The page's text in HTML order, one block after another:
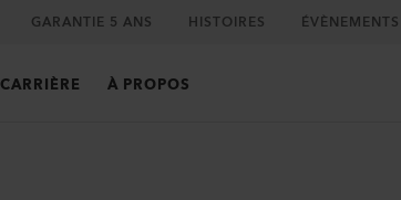
GARANTIE 5 ANS HISTOIRES ÉVÈNEMENTS
CARRIÈRE À PROPOS